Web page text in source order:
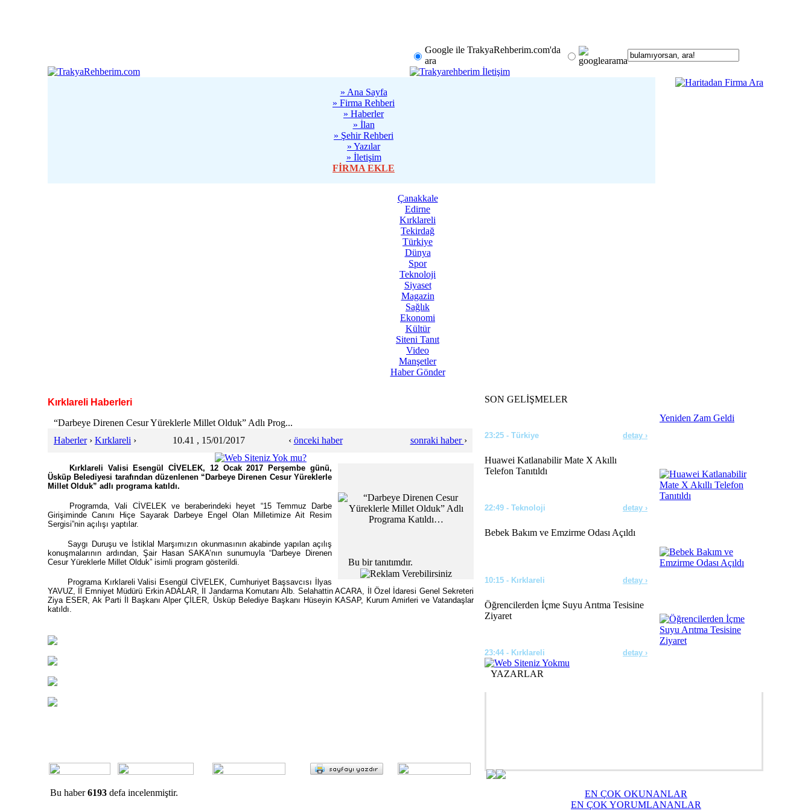
Google ile TrakyaRehberim.com'da
ara
» Ana Sayfa
» Firma Rehberi
» Haberler
» İlan
» Şehir Rehberi
» Yazılar
» İletişim
FİRMA EKLE
Çanakkale
Edirne
Kırklareli
Tekirdağ
Türkiye
Dünya
Spor
Teknoloji
Siyaset
Magazin
Sağlık
Ekonomi
Kültür
Siteni Tanıt
Video
Manşetler
Haber Gönder
Kırklareli Haberleri
“Darbeye Direnen Cesur Yüreklerle Millet Olduk” Adlı Prog...
Haberler› Kırklareli › 10.41 , 15/01/2017 ‹ önceki haber sonraki haber ›
Bu bir tanıtımdır.
Kırklareli Valisi Esengül CİVELEK, 12 Ocak 2017 Perşembe günü,
Üsküp Belediyesi tarafından düzenlenen “Darbeye Direnen Cesur Yüreklerle
Millet Olduk” adlı programa katıldı.
Programda, Vali CİVELEK ve beraberindeki heyet “15 Temmuz Darbe
Girişiminde Canını Hiçe Sayarak Darbeye Engel Olan Milletimize Ait Resim
Sergisi”nin açılışı yaptılar.
Saygı Duruşu ve İstiklal Marşımızın okunmasının akabinde yapılan açılış
konuşmalarının ardından, Şair Hasan SAKA’nın sunumuyla “Darbeye Direnen
Cesur Yüreklerle Millet Olduk” isimli program gösterildi.
Programa Kırklareli Valisi Esengül CİVELEK, Cumhuriyet Başsavcısı İlyas
YAVUZ, İl Emniyet Müdürü Erkin ADALAR, İl Jandarma Komutanı Alb. Selahattin ACARA, İl Özel İdaresi Genel Sekreteri
Ziya ESER, Ak Parti İl Başkanı Alper ÇİLER, Üsküp Belediye Başkanı Hüseyin KASAP, Kurum Amirleri ve Vatandaşlar
katıldı.
Bu haber6193 defa incelenmiştir.
SON GELİŞMELER
23:25 - Türkiye detay ›
Huawei Katlanabilir Mate X Akıllı
Telefon Tanıtıldı
22:49 - Teknoloji detay ›
Bebek Bakım ve Emzirme Odası Açıldı
10:15 - Kırklareli detay ›
Öğrencilerden İçme Suyu Arıtma Tesisine
Ziyaret
23:44 - Kırklareli detay ›
Okul ve Camilerde Dezenfeksiyon
detay ›
YAZARLAR
Ahmet BILDIRCIN
EN ÇOK OKUNANLAR
EN ÇOK YORUMLANANLAR